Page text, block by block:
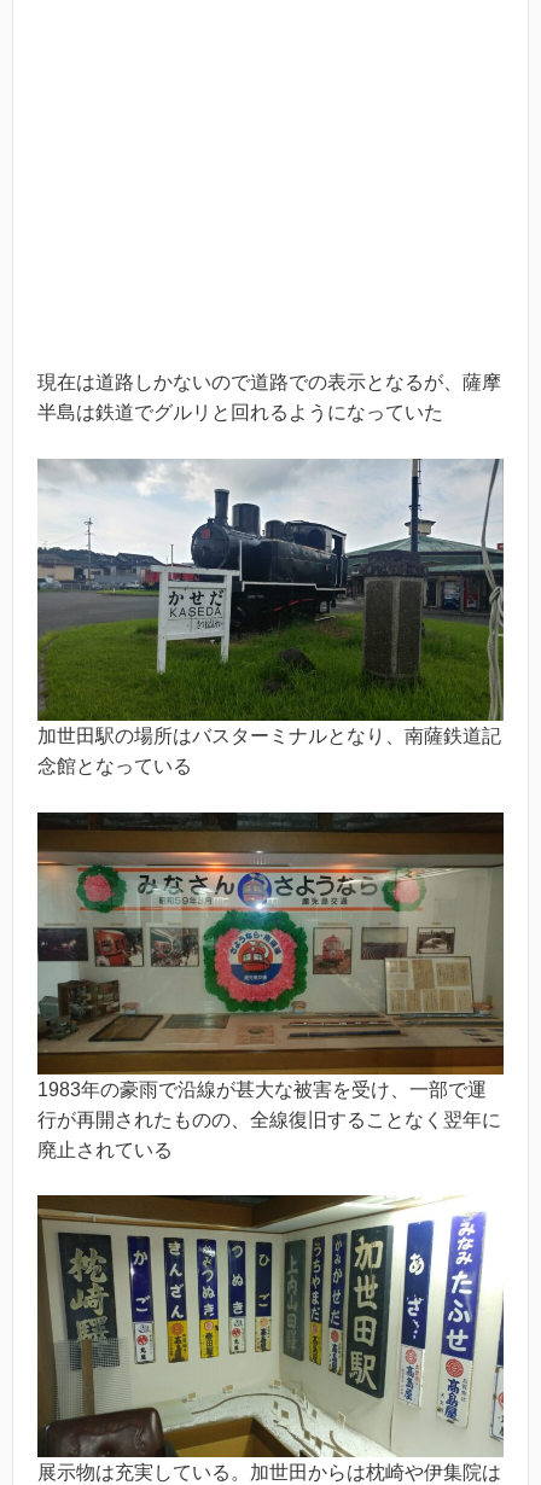
現在は道路しかないので道路での表示となるが、薩摩
半島は鉄道でグルリと回れるようになっていた
加世田駅の場所はバスターミナルとなり、南薩鉄道記
念館となっている
1983年の豪雨で沿線が甚大な被害を受け、一部で運
行が再開されたものの、全線復旧することなく翌年に
廃止されている
展示物は充実している。加世田からは枕崎や伊集院は